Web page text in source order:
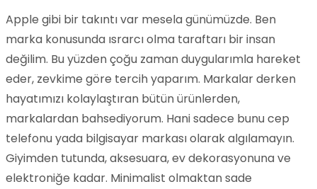
Apple gibi bir takıntı var mesela günümüzde. Ben
marka konusunda ısrarcı olma taraftarı bir insan
değilim. Bu yüzden çoğu zaman duygularımla hareket
eder, zevkime göre tercih yaparım. Markalar derken
hayatımızı kolaylaştıran bütün ürünlerden,
markalardan bahsediyorum. Hani sadece bunu cep
telefonu yada bilgisayar markası olarak algılamayın.
Giyimden tutunda, aksesuara, ev dekorasyonuna ve
elektroniğe kadar. Minimalist olmaktan sade